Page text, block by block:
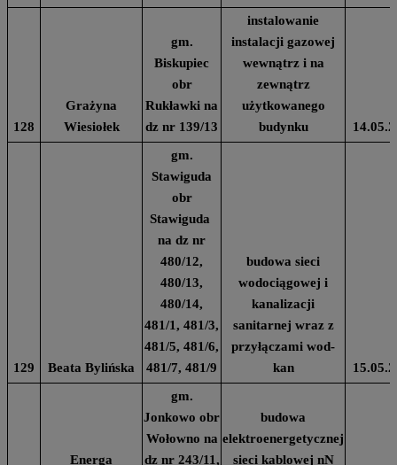
128
Grażyna
Wiesiołek
gm.
Biskupiec
obr
Rukławki na
dz nr 139/13
instalowanie
instalacji gazowej
wewnątrz i na
zewnątrz
użytkowanego
budynku
129 Beata Bylińska
gm.
Stawiguda
obr
Stawiguda
na dz nr
480/12,
480/13,
480/14,
481/1, 481/3,
481/5, 481/6,
481/7, 481/9
budowa sieci
wodociągowej i
kanalizacji
sanitarnej wraz z
przyłączami wod-
kan
Energa
gm.
Jonkowo obr
Wołowno na
dz nr 243/11,
budowa
elektroenergetycznej
sieci kablowej nN